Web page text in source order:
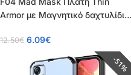
Armor με Μαγνητικό δαχτυλίδι
12.50€ 6.09€
51%